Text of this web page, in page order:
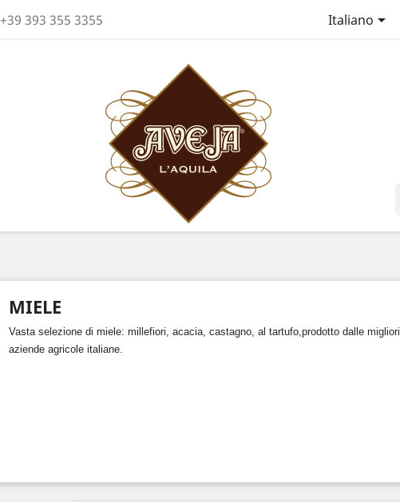
+39 393 355 3355 Italiano
MIELE
Vasta selezione di miele: millefiori, acacia, castagno, al tartufo,prodotto dalle migliori
aziende agricole italiane.